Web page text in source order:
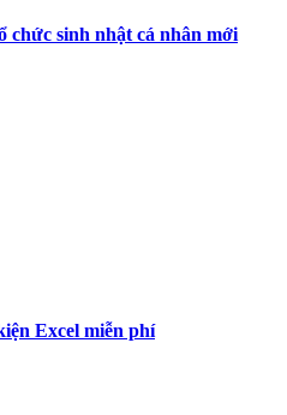
chức sinh nhật cá nhân mới
Excel miễn phí